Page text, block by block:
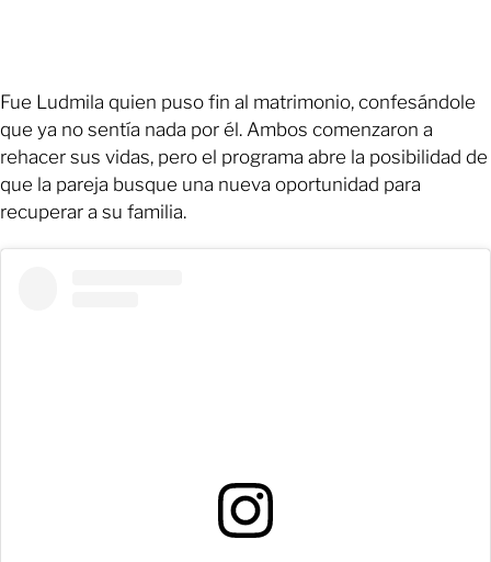
Fue Ludmila quien puso fin al matrimonio, confesándole
que ya no sentía nada por él. Ambos comenzaron a
rehacer sus vidas, pero el programa abre la posibilidad de
que la pareja busque una nueva oportunidad para
recuperar a su familia.